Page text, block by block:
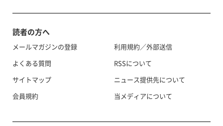
読者の方へ
メールマガジンの登録
よくある質問
サイトマップ
会員規約
利用規約／外部送信
RSSについて
ニュース提供先について
当メディアについて